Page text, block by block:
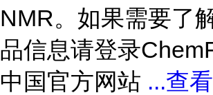
NMR。如果需要了
品信息请登录
中国官方网站 ...查